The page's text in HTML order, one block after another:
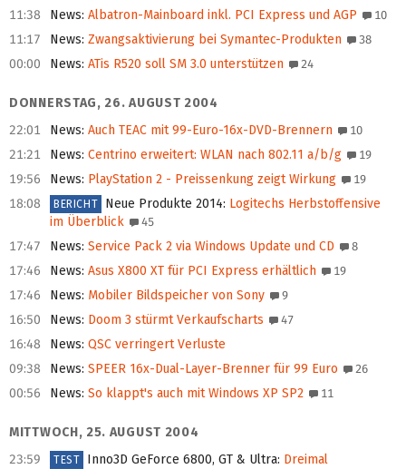
11:38 News: Albatron-Mainboard inkl. PCI Express und AGP 10
11:17 News: Zwangsaktivierung bei Symantec-Produkten 38
00:00 News: ATis R520 soll SM 3.0 unterstützen 24
DONNERSTAG, 26. AUGUST 2004
22:01
News: Auch TEAC mit 99-Euro-16x-DVD-Brennern 10
21:21 News: Centrino erweitert: WLAN nach 802.11 a/b/g 19
19:56 News: PlayStation 2 - Preissenkung zeigt Wirkung 19
18:08 BERICHT Neue Produkte 2014: Logitechs Herbstoffensive
im Überblick
45
17:47 News: Service Pack 2 via Windows Update und CD 8
17:46 News: Asus X800 XT für PCI Express erhältlich 19
17:46 News: Mobiler Bildspeicher von Sony 9
16:50 News: Doom 3 stürmt Verkaufscharts 47
16:48 News: QSC verringert Verluste
09:38
News: SPEER 16x-Dual-Layer-Brenner für 99 Euro 26
00:56 News: So klappt's auch mit Windows XP SP2 11
MITTWOCH, 25. AUGUST 2004
23:59
TEST Inno3D GeForce 6800, GT & Ultra: Dreimal